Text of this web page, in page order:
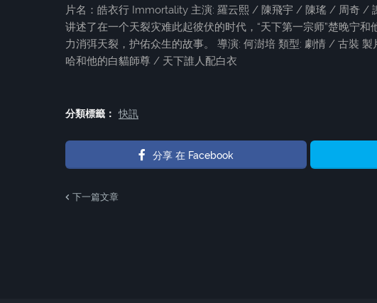
片名：皓衣行 Immortality 主演: 羅云熙 / 陳飛宇 / 陳瑤 / 周奇 /
讲述了在一个天裂灾难此起彼伏的时代，“天下第一宗师”楚晚宁
力消弭天裂，护佑众生的故事。 導演: 何澍培 類型: 劇情 / 古裝
哈和他的白貓師尊 / 天下誰人配白衣
分類標籤： 快訊
分享 在 Facebook
下一篇文章